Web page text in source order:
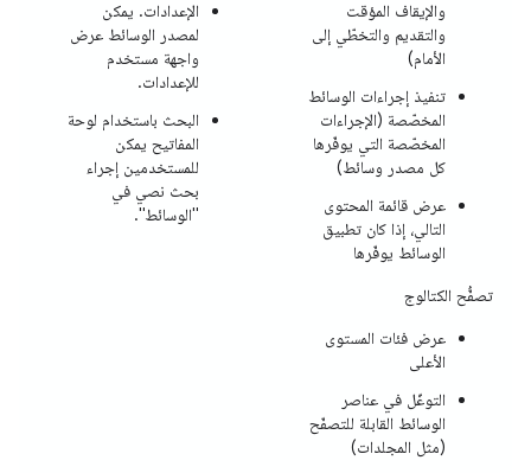
والإيقاف المؤقت
والتقديم والتخطّي إلى
الأمام)
تنفيذ إجراءات الوسائط
المخصّصة (الإجراءات
المخصّصة التي يوفّرها
كل مصدر وسائط)
عرض قائمة المحتوى
التالي، إذا كان تطبيق
الوسائط يوفّرها
تصفُّح الكتالوج
عرض فئات المستوى
الأعلى
التوغّل في عناصر
الوسائط القابلة للتصفّح
(مثل المجلدات)
الإعدادات. يمكن
لمصدر الوسائط عرض
واجهة مستخدم
للإعدادات.
البحث باستخدام لوحة
المفاتيح يمكن
للمستخدمين إجراء
بحث نصي في
"الوسائط".